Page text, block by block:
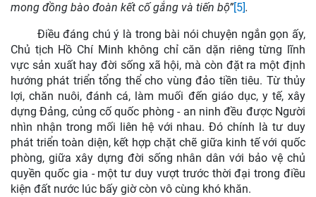
mong đồng bào đoàn kết cố gắng và tiến bộ”[5].
Điều đáng chú ý là trong bài nói chuyện ngắn gọn ấy,
Chủ tịch Hồ Chí Minh không chỉ căn dặn riêng từng lĩnh
vực sản xuất hay đời sống xã hội, mà còn đặt ra một định
hướng phát triển tổng thể cho vùng đảo tiền tiêu. Từ thủy
lợi, chăn nuôi, đánh cá, làm muối đến giáo dục, y tế, xây
dựng Đảng, củng cố quốc phòng - an ninh đều được Người
nhìn nhận trong mối liên hệ với nhau. Đó chính là tư duy
phát triển toàn diện, kết hợp chặt chẽ giữa kinh tế với quốc
phòng, giữa xây dựng đời sống nhân dân với bảo vệ chủ
quyền quốc gia - một tư duy vượt trước thời đại trong điều
kiện đất nước lúc bấy giờ còn vô cùng khó khăn.